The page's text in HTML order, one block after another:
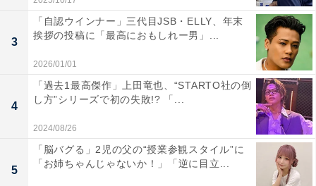
3
「自認ウインナー」三代目JSB・ELLY、年末
挨拶の投稿に「最高におもしれー男」...
2026/01/01
4
「過去1最高傑作」上田竜也、“STARTO社の倒
し方”シリーズで初の失敗!? 「...
2024/08/26
5
「脳バグる」2児の父の“授業参観スタイル”に
「お姉ちゃんじゃないか！」「逆に目立...